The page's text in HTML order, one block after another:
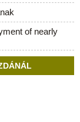
of nearly